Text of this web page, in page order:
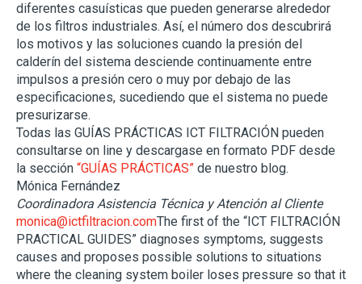
diferentes casuísticas que pueden generarse alrededor
de los filtros industriales. Así, el número dos descubrirá
los motivos y las soluciones cuando la presión del
calderín del sistema desciende continuamente entre
impulsos a presión cero o muy por debajo de las
especificaciones, sucediendo que el sistema no puede
presurizarse.
Todas las GUÍAS PRÁCTICAS ICT FILTRACIÓN pueden
consultarse on line y descargase en formato PDF desde
la sección “GUÍAS PRÁCTICAS” de nuestro blog.
Mónica Fernández
Coordinadora Asistencia Técnica y Atención al Cliente
monica@ictfiltracion.comThe first of the “ICT FILTRACIÓN
PRACTICAL GUIDES” diagnoses symptoms, suggests
causes and proposes possible solutions to situations
where the cleaning system boiler loses pressure so that it